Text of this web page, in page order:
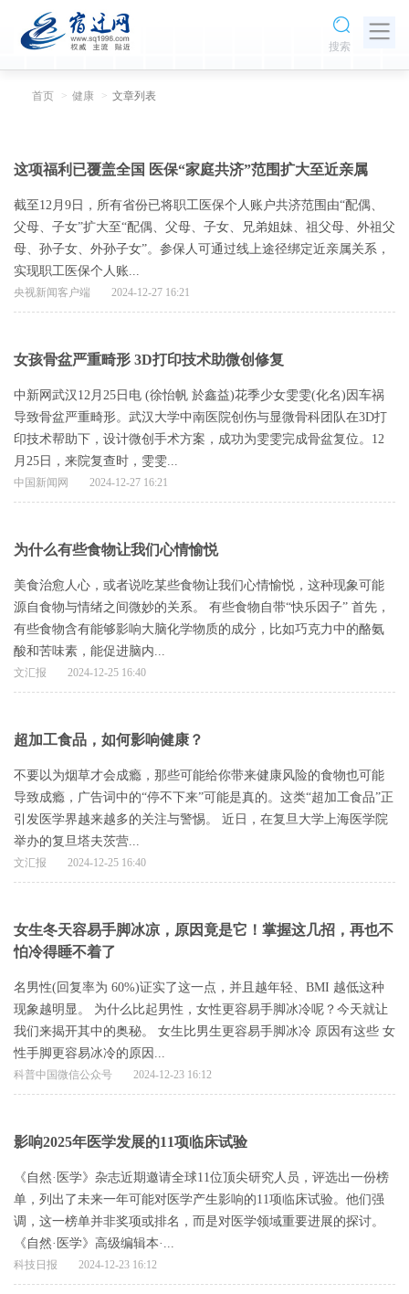
搜索
首页 健康 文章列表
这项福利已覆盖全国 医保“家庭共济”范围扩大至近亲属
截至12月9日，所有省份已将职工医保个人账户共济范围由“配偶、
父母、子女”扩大至“配偶、父母、子女、兄弟姐妹、祖父母、外祖父
母、孙子女、外孙子女”。参保人可通过线上途径绑定近亲属关系，
实现职工医保个人账...
央视新闻客户端 2024-12-27 16:21
女孩骨盆严重畸形 3D打印技术助微创修复
中新网武汉12月25日电 (徐怡帆 於鑫益)花季少女雯雯(化名)因车祸
导致骨盆严重畸形。武汉大学中南医院创伤与显微骨科团队在3D打
印技术帮助下，设计微创手术方案，成功为雯雯完成骨盆复位。12
月25日，来院复查时，雯雯...
中国新闻网 2024-12-27 16:21
为什么有些食物让我们心情愉悦
美食治愈人心，或者说吃某些食物让我们心情愉悦，这种现象可能
源自食物与情绪之间微妙的关系。 有些食物自带“快乐因子” 首先，
有些食物含有能够影响大脑化学物质的成分，比如巧克力中的酪氨
酸和苦味素，能促进脑内...
文汇报 2024-12-25 16:40
超加工食品，如何影响健康？
不要以为烟草才会成瘾，那些可能给你带来健康风险的食物也可能
导致成瘾，广告词中的“停不下来”可能是真的。这类“超加工食品”正
引发医学界越来越多的关注与警惕。 近日，在复旦大学上海医学院
举办的复旦塔夫茨营...
文汇报 2024-12-25 16:40
女生冬天容易手脚冰凉，原因竟是它！掌握这几招，再也不
怕冷得睡不着了
名男性(回复率为 60%)证实了这一点，并且越年轻、BMI 越低这种
现象越明显。 为什么比起男性，女性更容易手脚冰冷呢？今天就让
我们来揭开其中的奥秘。 女生比男生更容易手脚冰冷 原因有这些 女
性手脚更容易冰冷的原因...
科普中国微信公众号 2024-12-23 16:12
影响2025年医学发展的11项临床试验
《自然·医学》杂志近期邀请全球11位顶尖研究人员，评选出一份榜
单，列出了未来一年可能对医学产生影响的11项临床试验。他们强
调，这一榜单并非奖项或排名，而是对医学领域重要进展的探讨。
《自然·医学》高级编辑本·...
科技日报 2024-12-23 16:12